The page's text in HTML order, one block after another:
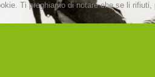
Ti preghiamo di notare che se li